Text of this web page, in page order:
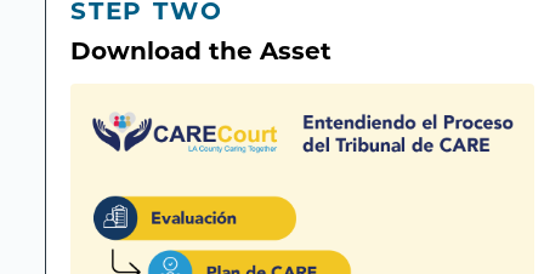
STEP TWO
Download the Asset